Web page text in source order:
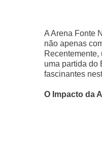
A Arena Fonte
não apenas
Recentemente,
uma partida do
fascinantes
O Impacto da